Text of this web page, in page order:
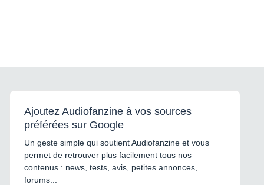
Ajoutez Audiofanzine à vos sources
préférées sur Google
Un geste simple qui soutient Audiofanzine et vous
permet de retrouver plus facilement tous nos
contenus : news, tests, avis, petites annonces,
forums...